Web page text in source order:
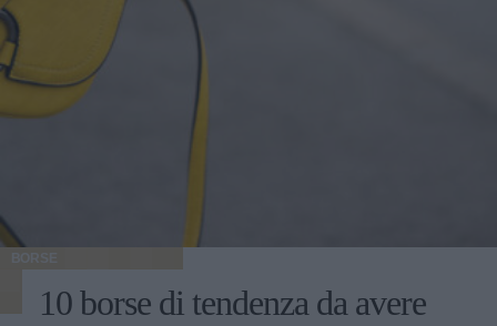
BORSE
10 borse di tendenza da avere